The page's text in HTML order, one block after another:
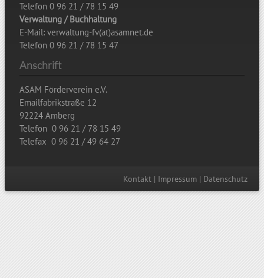
Telefon 0 96 21 / 78 15 49
Verwaltung / Buchhaltung
E-Mail: verwaltung-fv(at)asamnet.de
Telefon 0 96 21 / 78 15 47
Anschrift
ASAM Förderverein e.V.
Emailfabrikstraße 12
92224 Amberg
Telefon 0 96 21 / 78 15 49
Telefax 0 96 21 / 49 64 27
Kontakt | Impressum | Datenschutz